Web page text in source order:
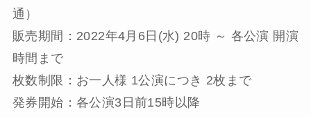
通）
販売期間：2022年4月6日(水) 20時 ～ 各公演 開演
時間まで
枚数制限：お一人様 1公演につき 2枚まで
発券開始：各公演3日前15時以降